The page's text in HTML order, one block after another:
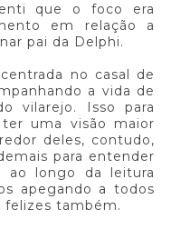
que o foco era
em relação a
pai da Delphi.
no casal de
a vida de
vilarejo. Isso para
uma visão maior
deles, contudo,
para entender
ao longo da leitura
apegando a todos
felizes também.